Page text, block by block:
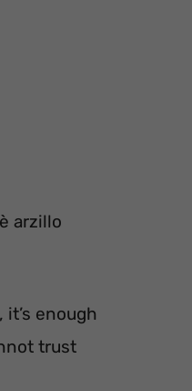
arzillo
it’s enough
trust